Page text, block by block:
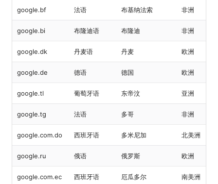
google.bf 法语 布基纳法索 非洲
google.bi 布隆迪语 布隆迪 非洲
google.dk 丹麦语 丹麦 欧洲
google.de 德语 德国 欧洲
google.tl 葡萄牙语 东帝汶 亚洲
google.tg 法语 多哥 非洲
google.com.do 西班牙语 多米尼加 北美洲
google.ru 俄语 俄罗斯 欧洲
google.com.ec 西班牙语 厄瓜多尔 南美洲